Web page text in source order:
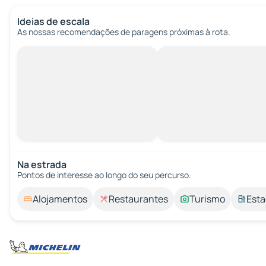
Ideias de escala
As nossas recomendações de paragens próximas à rota.
Na estrada
Pontos de interesse ao longo do seu percurso.
Alojamentos Restaurantes Turismo